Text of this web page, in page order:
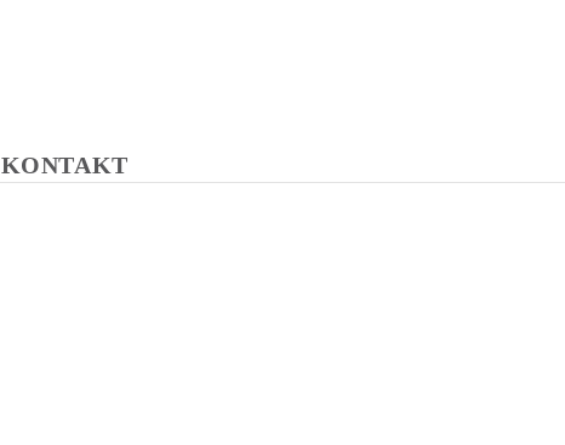
KONTAKT